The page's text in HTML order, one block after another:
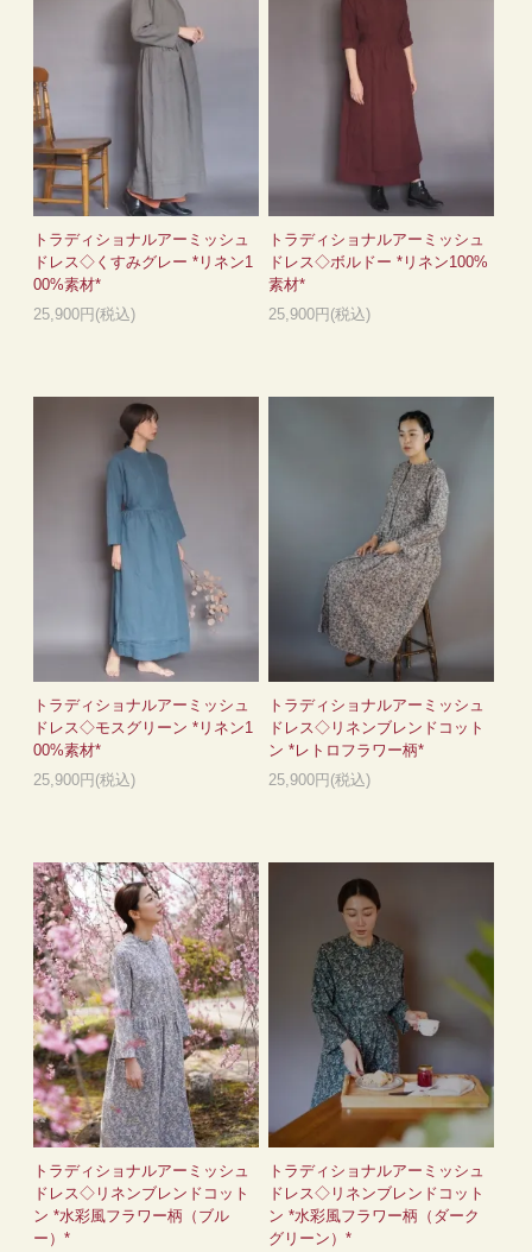
トラディショナルアーミッシュ
ドレス◇くすみグレー *リネン1
00%素材*
25,900円(税込)
トラディショナルアーミッシュ
ドレス◇ボルドー *リネン100%
素材*
25,900円(税込)
トラディショナルアーミッシュ
ドレス◇モスグリーン *リネン1
00%素材*
25,900円(税込)
トラディショナルアーミッシュ
ドレス◇リネンブレンドコット
ン *レトロフラワー柄*
25,900円(税込)
トラディショナルアーミッシュ
ドレス◇リネンブレンドコット
ン *水彩風フラワー柄（ブル
ー）*
トラディショナルアーミッシュ
ドレス◇リネンブレンドコット
ン *水彩風フラワー柄（ダーク
グリーン）*